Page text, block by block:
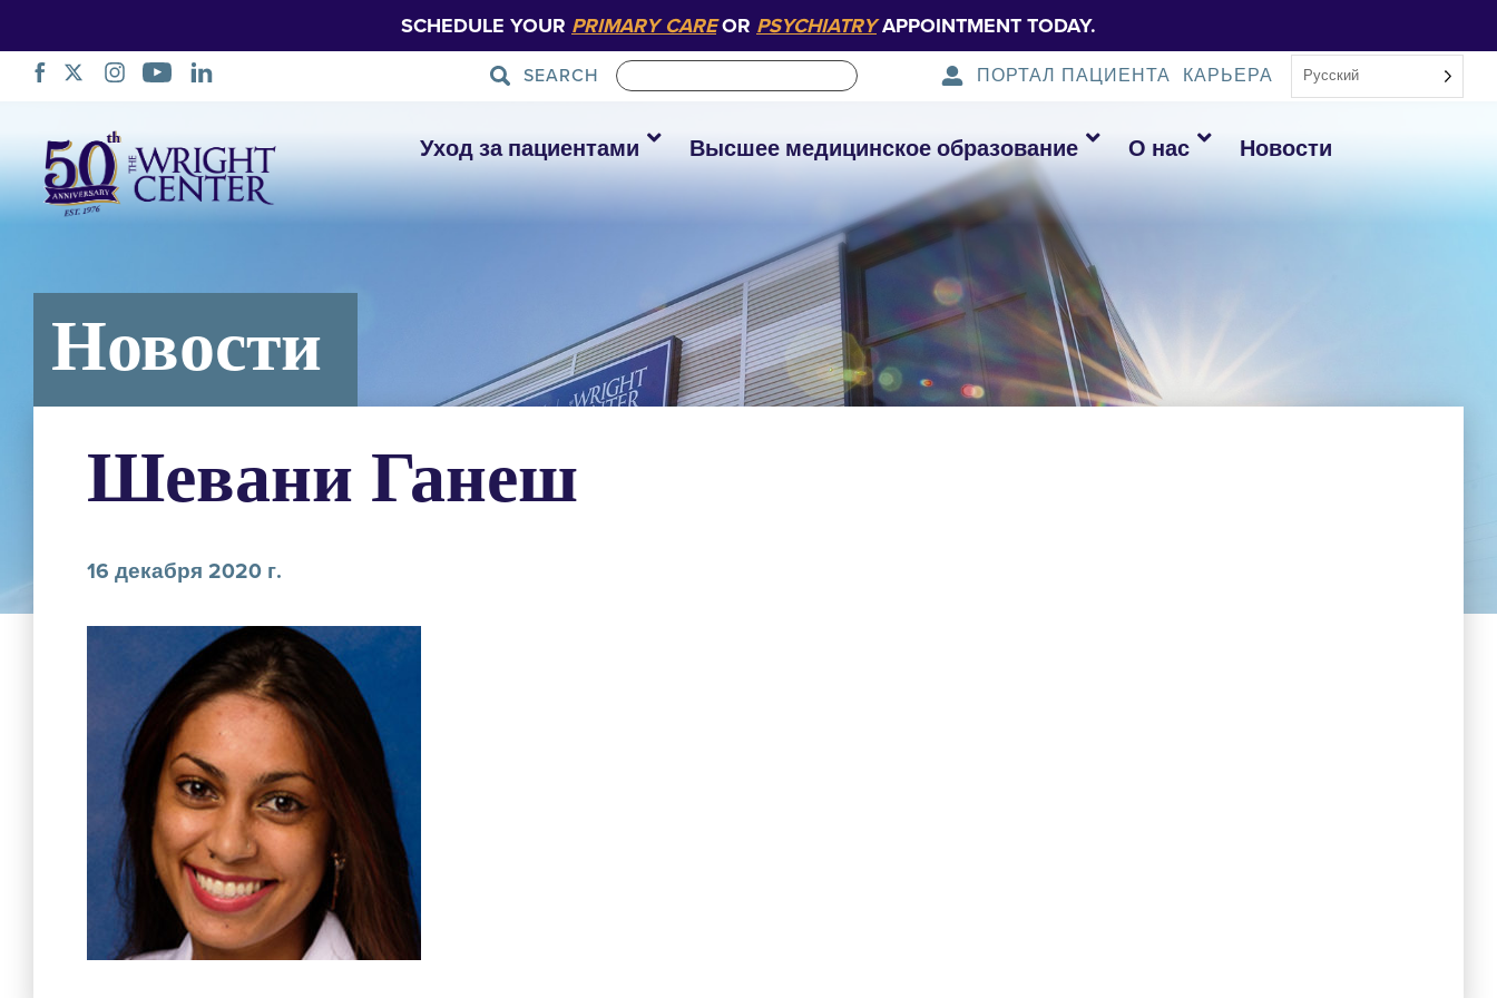
SCHEDULE YOUR PRIMARY CAREOR PSYCHIATRYAPPOINTMENT TODAY.
SEARCH ПОРТАЛ ПАЦИЕНТА КАРЬЕРА Русский
Пропустить
навигацию
Уход за пациентами Высшее медицинское образование О нас Новости
Новости
Шевани Ганеш
16 декабря 2020 г.